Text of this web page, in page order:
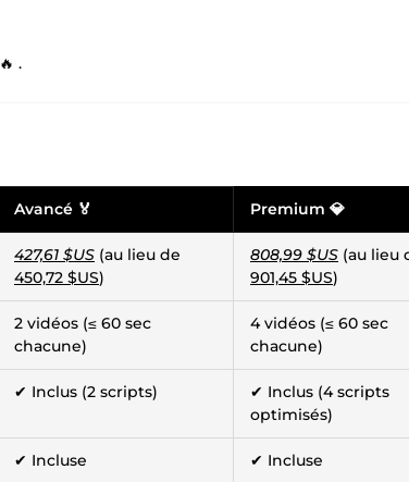
🔥 .
Avancé 🏅 Premium 💎
427,61 $US (au lieu de
450,72 $US)
808,99 $US (au lieu
901,45 $US)
2 vidéos (≤ 60 sec
chacune)
4 vidéos (≤ 60 sec
chacune)
✔ Inclus (2 scripts)
✔ Inclus (4 scripts
optimisés)
✔ Incluse ✔ Incluse